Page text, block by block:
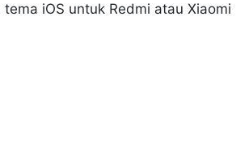
iOS untuk Redmi atau Xiaomi